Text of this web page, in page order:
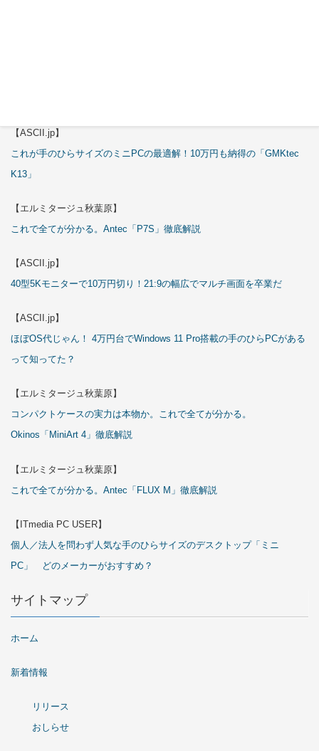
【ASCII.jp】
これが手のひらサイズのミニPCの最適解！10万円も納得の「GMKtec
K13」
【エルミタージュ秋葉原】
これで全てが分かる。Antec「P7S」徹底解説
【ASCII.jp】
40型5Kモニターで10万円切り！21:9の幅広でマルチ画面を卒業だ
【ASCII.jp】
ほぼOS代じゃん！ 4万円台でWindows 11 Pro搭載の手のひらPCがある
って知ってた？
【エルミタージュ秋葉原】
コンパクトケースの実力は本物か。これで全てが分かる。
Okinos「MiniArt 4」徹底解説
【エルミタージュ秋葉原】
これで全てが分かる。Antec「FLUX M」徹底解説
【ITmedia PC USER】
個人／法人を問わず人気な手のひらサイズのデスクトップ「ミニ
PC」 どのメーカーがおすすめ？
サイトマップ
ホーム
新着情報
リリース
おしらせ